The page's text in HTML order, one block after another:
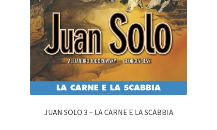
JUAN SOLO 3 – LA CARNE E LA SCABBIA